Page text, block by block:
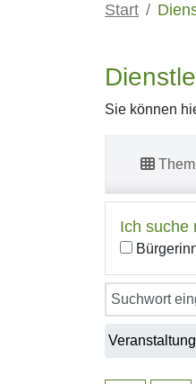
Start
Sie können
Ich suche